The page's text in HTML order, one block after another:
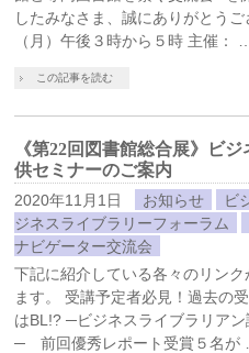
したみなさま、誠にありがとう
（月）午後３時から５時 主催： …
この記事を読む
《第22回図書館総合展》ビ
供セミナーのご案内
2020年11月1日 お知らせ ビ
ジネスライブラリーフォーラム
ナビゲーター交流会
下記に紹介している各々のリン
ます。 受講予定者必見！過去の
はBL!? ─ビジネスライブラリア
─ 前回優秀レポート受賞５名が